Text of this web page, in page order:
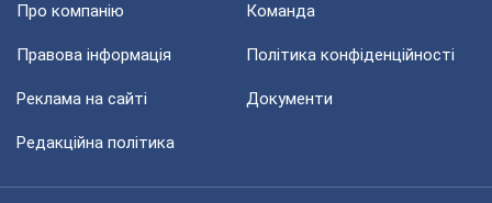
Про компанію Команда
Правова інформація Політика конфіденційності
Реклама на сайті Документи
Редакційна політика